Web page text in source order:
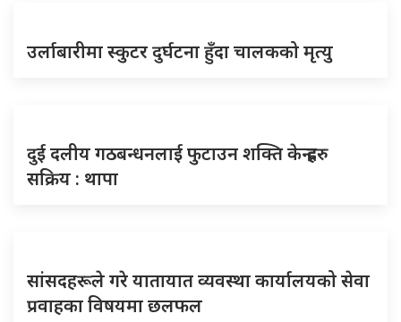
उर्लाबारीमा स्कुटर दुर्घटना हुँदा चालकको मृत्यु
दुई दलीय गठबन्धनलाई फुटाउन शक्ति केन्द्रहरु
सक्रिय : थापा
सांसदहरूले गरे यातायात व्यवस्था कार्यालयको सेवा
प्रवाहका विषयमा छलफल